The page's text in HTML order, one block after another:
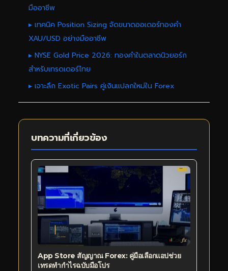
มืออาชีพ
▸ เทคนิค Position Sizing จัดขนาดออเดอร์ทองคำ
XAU/USD อย่างมืออาชีพ
▸ NYSE Gold Price 2026: ทองคำในตลาดนิวยอร์ก
สำหรับเทรดเดอร์ไทย
▸ เจาะลึก Exotic Pairs คู่เงินแปลกใหม่ใน Forex
บทความที่เกี่ยวข้อง
App Store สัญญาณ Forex: คู่มือเลือกแอปช่วย
เทรดทำกำไรฉบับมือโปร